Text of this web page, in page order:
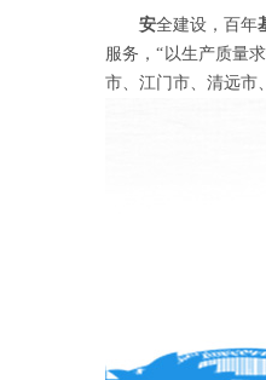
安全建设，百年
服务，“以生产质量
市、江门市、清远市